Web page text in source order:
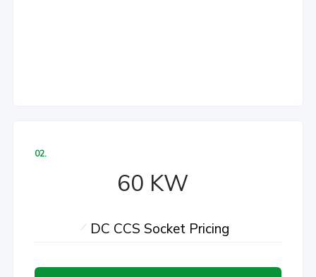
02.
60 KW
DC CCS Socket Pricing